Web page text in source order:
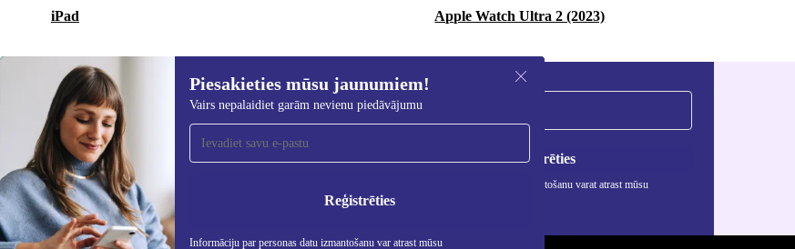
iPad Apple Watch Ultra 2 (2023)
Piesakieties mūsu jaunumiem!
Vairs nepalaidiet garām nevienu piedāvājumu
Reģistrēties
Informāciju par personas datu izmantošanu var atrast mūsu
Piesakieties mūsu jaunumu
saņemšanai!
Nekad vairs nepalaidiet garām nevienu
piedāvājumu.
Reģistrēties
Informāciju par personas datu izmantošanu varat atrast mūsu
Privātuma politikā